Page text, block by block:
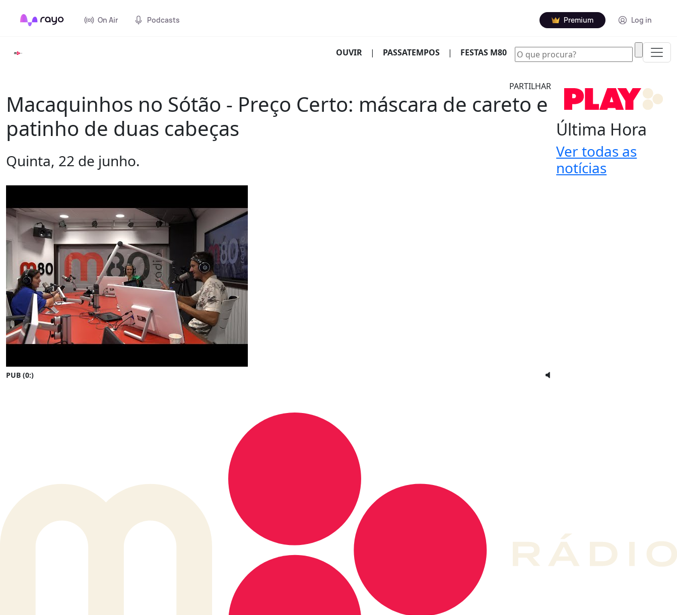
On Air Podcasts Premium Log in
OUVIR (CURRENT)
| PASSATEMPOS | FESTAS M80
PARTILHAR
Macaquinhos no Sótão - Preço Certo: máscara de careto e
patinho de duas cabeças
Quinta, 22 de junho.
PUB (0:)
Última Hora
Ver todas as
notícias